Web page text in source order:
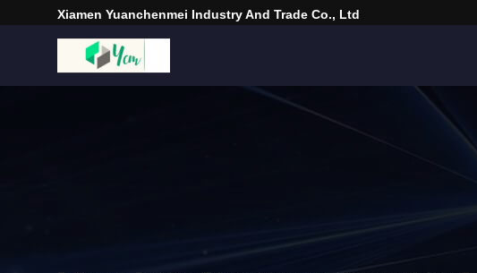
Xiamen Yuanchenmei Industry And Trade Co., Ltd